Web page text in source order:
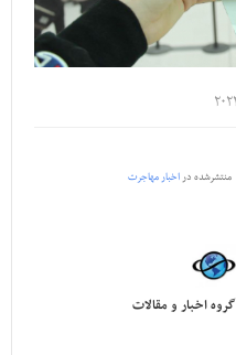
منتشرشده دراخبار مهاجرت
گروه اخبار و مقالات